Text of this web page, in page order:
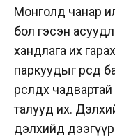
Монголд чанар
бол гэсэн
хандлага их
паркуудыг
өрсөлдөх
талууд их.
дэлхийд